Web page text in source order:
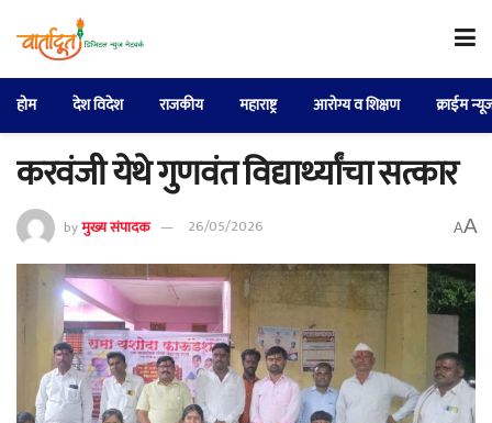
होम देश विदेश राजकीय महाराष्ट्र आरोग्य व शिक्षण क्राईम
करवंजी येथे गुणवंत विद्यार्थ्यांचा सत्कार
byमुख्य संपादक 26/05/2026 AA